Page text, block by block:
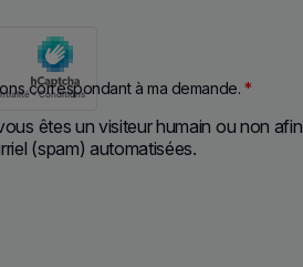
correspondant à ma demande. *
êtes un visiteur humain ou non afin
(spam) automatisées.